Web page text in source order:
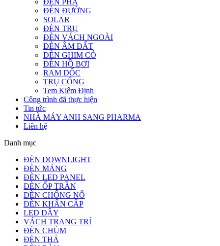
ĐÈN ĐƯỜNG
SOLAR
ĐÈN TRỤ
ĐÈN VÁCH NGOÀI
ĐÈN ÂM ĐẤT
ĐÈN GHIM CỎ
ĐÈN HỒ BƠI
RAM DỐC
TRỤ CỔNG
Tem Kiểm Định
Công trình đã thực hiện
Tin tức
NHÀ MÁY ANH SANG PHARMA
Liên hệ
Danh mục
ĐÈN DOWNLIGHT
ĐÈN MÁNG
ĐÈN LED PANEL
ĐÈN ỐP TRẦN
ĐÈN CHỐNG NỔ
ĐÈN KHẨN CẤP
LED DÂY
VÁCH TRANG TRÍ
ĐÈN CHÙM
ĐÈN THẢ